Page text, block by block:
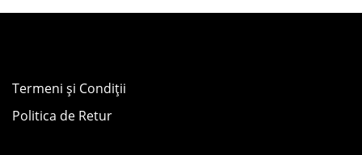
Termeni și Condiții
Politica de Retur